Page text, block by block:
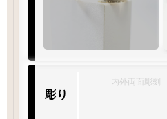
彫り
内外両面彫刻